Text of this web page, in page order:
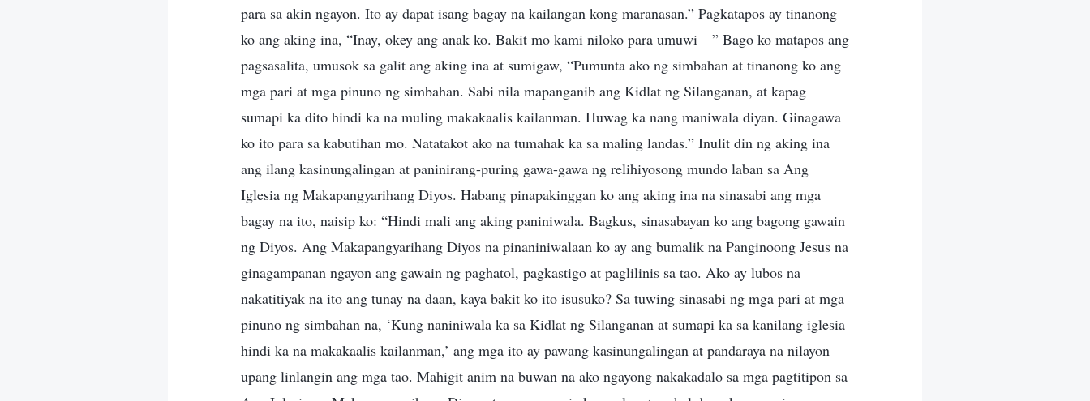
para sa akin ngayon. Ito ay dapat isang bagay na kailangan kong maranasan.” Pagkatapos ay tinanong
ko ang aking ina, “Inay, okey ang anak ko. Bakit mo kami niloko para umuwi—” Bago ko matapos ang
pagsasalita, umusok sa galit ang aking ina at sumigaw, “Pumunta ako ng simbahan at tinanong ko ang
mga pari at mga pinuno ng simbahan. Sabi nila mapanganib ang Kidlat ng Silanganan, at kapag
sumapi ka dito hindi ka na muling makakaalis kailanman. Huwag ka nang maniwala diyan. Ginagawa
ko ito para sa kabutihan mo. Natatakot ako na tumahak ka sa maling landas.” Inulit din ng aking ina
ang ilang kasinungalingan at paninirang-puring gawa-gawa ng relihiyosong mundo laban sa Ang
Iglesia ng Makapangyarihang Diyos. Habang pinapakinggan ko ang aking ina na sinasabi ang mga
bagay na ito, naisip ko: “Hindi mali ang aking paniniwala. Bagkus, sinasabayan ko ang bagong gawain
ng Diyos. Ang Makapangyarihang Diyos na pinaniniwalaan ko ay ang bumalik na Panginoong Jesus na
ginagampanan ngayon ang gawain ng paghatol, pagkastigo at paglilinis sa tao. Ako ay lubos na
nakatitiyak na ito ang tunay na daan, kaya bakit ko ito isusuko? Sa tuwing sinasabi ng mga pari at mga
pinuno ng simbahan na, ‘Kung naniniwala ka sa Kidlat ng Silanganan at sumapi ka sa kanilang iglesia
hindi ka na makakaalis kailanman,’ ang mga ito ay pawang kasinungalingan at pandaraya na nilayon
upang linlangin ang mga tao. Mahigit anim na buwan na ako ngayong nakakadalo sa mga pagtitipon sa